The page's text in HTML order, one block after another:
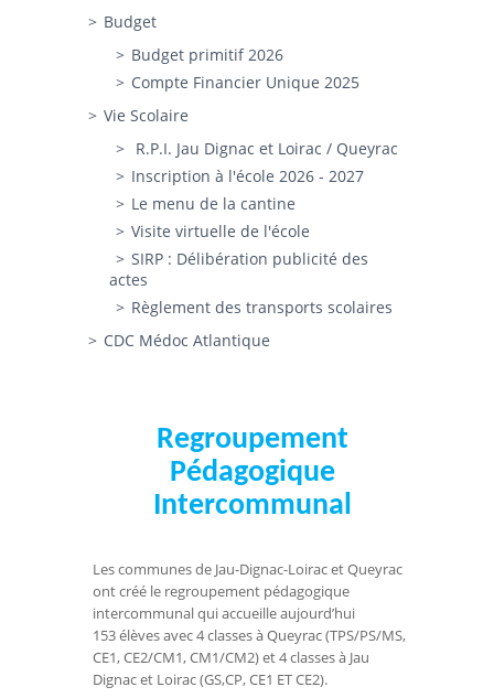
Budget
Budget primitif 2026
Compte Financier Unique 2025
Vie Scolaire
R.P.I. Jau Dignac et Loirac / Queyrac
Inscription à l'école 2026 - 2027
Le menu de la cantine
Visite virtuelle de l'école
SIRP : Délibération publicité des
actes
Règlement des transports scolaires
CDC Médoc Atlantique
Regroupement
Pédagogique
Intercommunal
Les communes de Jau-Dignac-Loirac et Queyrac
ont créé le regroupement pédagogique
intercommunal qui accueille aujourd’hui
153 élèves avec 4 classes à Queyrac (TPS/PS/MS,
CE1, CE2/CM1, CM1/CM2) et 4 classes à Jau
Dignac et Loirac (GS,CP, CE1 ET CE2).